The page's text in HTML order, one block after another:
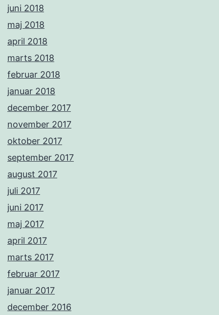
juni 2018
maj 2018
april 2018
marts 2018
februar 2018
januar 2018
december 2017
november 2017
oktober 2017
september 2017
august 2017
juli 2017
juni 2017
maj 2017
april 2017
marts 2017
februar 2017
januar 2017
december 2016